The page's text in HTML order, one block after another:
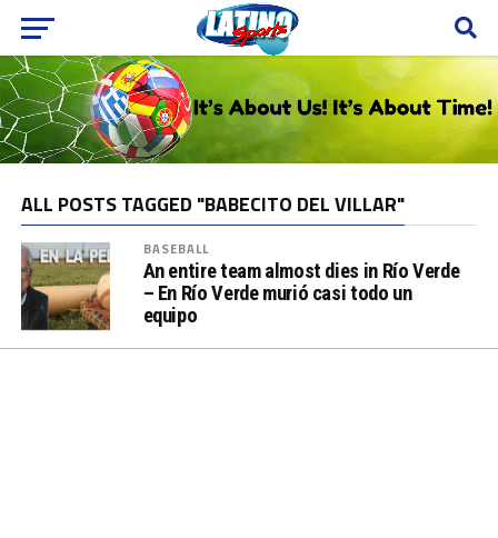
ALL POSTS TAGGED "BABECITO DEL VILLAR"
BASEBALL
An entire team almost dies in Río Verde
– En Río Verde murió casi todo un
equipo